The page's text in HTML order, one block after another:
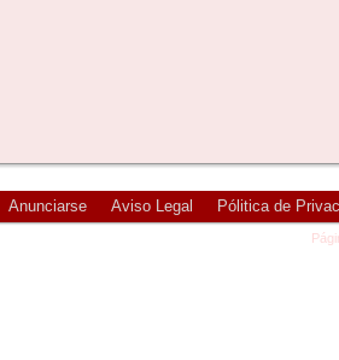
Anunciarse Aviso Legal Pólitica de